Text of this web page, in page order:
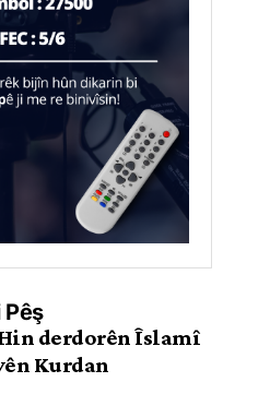
Pêş
derdorên Îslamî
Kurdan